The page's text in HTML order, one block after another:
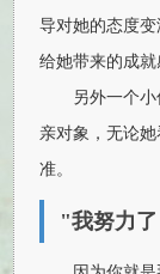
导对她的态度
给她带来的成就
另外一个
亲对象，无论
准。
"我努力